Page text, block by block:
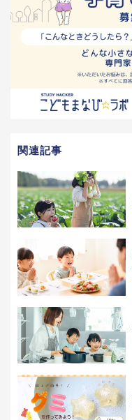
関連記事